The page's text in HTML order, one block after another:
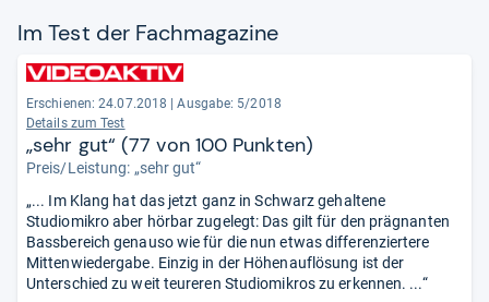
Im Test der Fach­ma­ga­zine
Erschienen: 24.07.2018
Ausgabe: 5/2018
Details zum Test
„sehr gut“ (77 von 100 Punkten)
Preis/Leistung: „sehr gut“
„... Im Klang hat das jetzt ganz in Schwarz gehaltene
Studiomikro aber hörbar zugelegt: Das gilt für den prägnanten
Bassbereich genauso wie für die nun etwas differenziertere
Mittenwiedergabe. Einzig in der Höhenauflösung ist der
Unterschied zu weit teureren Studiomikros zu erkennen. ...“